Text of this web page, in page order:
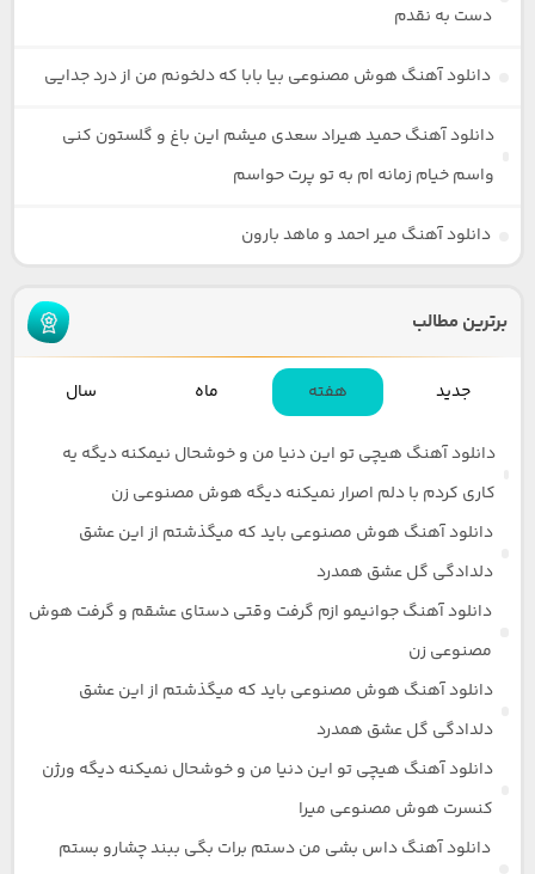
دست به نقدم
دانلود آهنگ هوش مصنوعی بیا بابا که دلخونم من از درد جدایی
دانلود آهنگ حمید هیراد سعدی میشم این باغ و گلستون کنی
واسم خیام زمانه ام به تو پرت حواسم
دانلود آهنگ میر احمد و ماهد بارون
برترین مطالب
جدید هفته ماه سال
دانلود آهنگ هیچی تو این دنیا من و خوشحال نیمکنه دیگه یه
کاری کردم با دلم اصرار نمیکنه دیگه هوش مصنوعی زن
دانلود آهنگ هوش مصنوعی باید که میگذشتم از این عشق
دلدادگی گل عشق همدرد
دانلود آهنگ جوانیمو ازم گرفت وقتی دستای عشقم و گرفت هوش
مصنوعی زن
دانلود آهنگ هوش مصنوعی باید که میگذشتم از این عشق
دلدادگی گل عشق همدرد
دانلود آهنگ هیچی تو این دنیا من و خوشحال نمیکنه دیگه ورژن
کنسرت هوش مصنوعی میرا
دانلود آهنگ داس بشی من دستم برات بگی ببند چشارو بستم